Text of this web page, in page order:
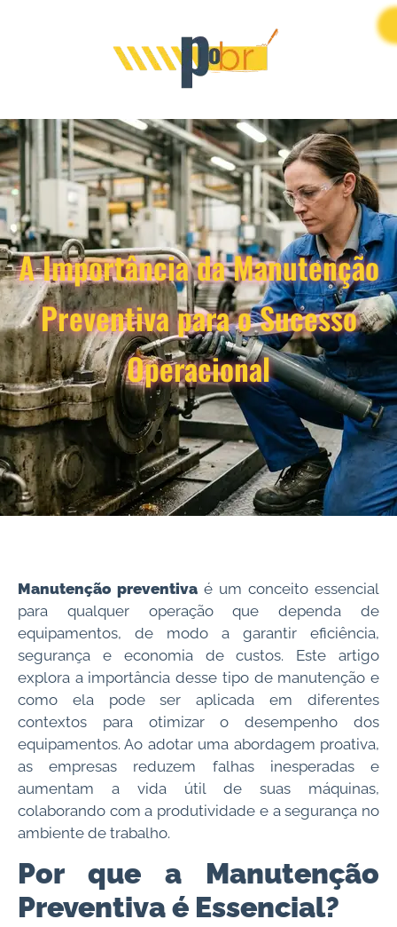
A Importância da Manutenção
Preventiva para o Sucesso
Operacional
Manutenção preventiva é um conceito essencial
para qualquer operação que dependa de
equipamentos, de modo a garantir eficiência,
segurança e economia de custos. Este artigo
explora a importância desse tipo de manutenção e
como ela pode ser aplicada em diferentes
contextos para otimizar o desempenho dos
equipamentos. Ao adotar uma abordagem proativa,
as empresas reduzem falhas inesperadas e
aumentam a vida útil de suas máquinas,
colaborando com a produtividade e a segurança no
ambiente de trabalho.
Por que a Manutenção
Preventiva é Essencial?